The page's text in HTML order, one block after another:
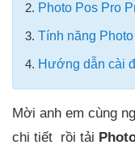
2. Photo Pos Pro
3. Tính năng
4. Hướng dẫn cài
Mời anh em cùng
chi tiết rồi tải